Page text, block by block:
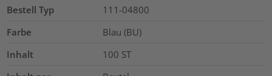
Bestell Typ
111-04800
Farbe
Blau (BU)
Inhalt
100 ST